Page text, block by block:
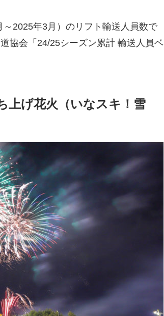
2025年3月）のリフト輸送人員数で
協会「24/25シーズン累計 輸送人員ベ
上げ花火（いなスキ！雪